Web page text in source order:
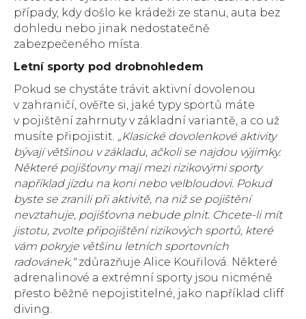
případy, kdy došlo ke krádeži ze stanu, auta bez
dohledu nebo jinak nedostatečně
zabezpečeného místa.
Letní sporty pod drobnohledem
Pokud se chystáte trávit aktivní dovolenou
v zahraničí, ověřte si, jaké typy sportů máte
v pojištění zahrnuty v základní variantě, a co už
musíte připojistit. „Klasické dovolenkové aktivity
bývají většinou v základu, ačkoli se najdou výjimky.
Některé pojišťovny mají mezi rizikovými sporty
například jízdu na koni nebo velbloudovi. Pokud
byste se zranili při aktivitě, na niž se pojištění
nevztahuje, pojišťovna nebude plnit. Chcete-li mít
jistotu, zvolte připojištění rizikových sportů, které
vám pokryje většinu letních sportovních
radovánek,“zdůrazňuje Alice Kouřilová. Některé
adrenalinové a extrémní sporty jsou nicméně
přesto běžně nepojistitelné, jako například cliff
diving.